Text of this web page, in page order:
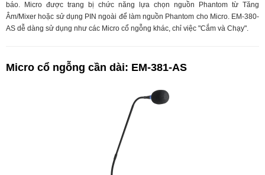
báo. Micro được trang bị chức năng lựa chọn nguồn Phantom từ Tăng
Âm/Mixer hoặc sử dụng PIN ngoài để làm nguồn Phantom cho Micro. EM-380-
AS dễ dàng sử dụng như các Micro cổ ngỗng khác, chỉ việc "Cắm và Chạy".
Micro cổ ngỗng cần dài: EM-381-AS